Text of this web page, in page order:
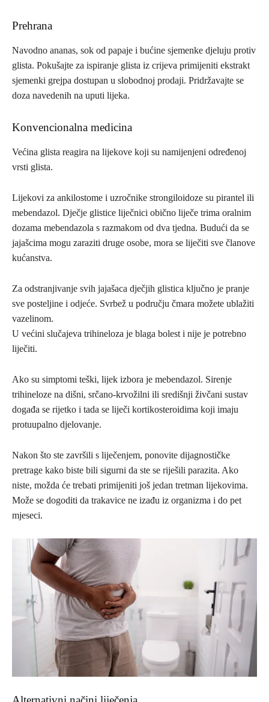
Prehrana
Navodno ananas, sok od papaje i bućine sjemenke djeluju protiv
glista. Pokušajte za ispiranje glista iz crijeva primijeniti ekstrakt
sjemenki grejpa dostupan u slobodnoj prodaji. Pridržavajte se
doza navedenih na uputi lijeka.
Konvencionalna medicina
Većina glista reagira na lijekove koji su namijenjeni određenoj
vrsti glista.
Lijekovi za ankilostome i uzročnike strongiloidoze su pirantel ili
mebendazol. Dječje glistice liječnici obično liječe trima oralnim
dozama mebendazola s razmakom od dva tjedna. Budući da se
jajašcima mogu zaraziti druge osobe, mora se liječiti sve članove
kućanstva.
Za odstranjivanje svih jajašaca dječjih glistica ključno je pranje
sve posteljine i odjeće. Svrbež u području čmara možete ublažiti
vazelinom.
U većini slučajeva trihineloza je blaga bolest i nije je potrebno
liječiti.
Ako su simptomi teški, lijek izbora je mebendazol. Sirenje
trihineloze na dišni, srčano-krvožilni ili središnji živčani sustav
događa se rijetko i tada se liječi kortikosteroidima koji imaju
protuupalno djelovanje.
Nakon što ste završili s liječenjem, ponovite dijagnostičke
pretrage kako biste bili sigurni da ste se riješili parazita. Ako
niste, možda će trebati primijeniti još jedan tretman lijekovima.
Može se dogoditi da trakavice ne izađu iz organizma i do pet
mjeseci.